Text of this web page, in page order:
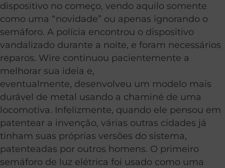
dispositivo no começo, vendo aquilo somente
como uma “novidade” ou apenas ignorando o
semáforo. A polícia encontrou o dispositivo
vandalizado durante a noite, e foram necessários
reparos. Wire continuou pacientemente a
melhorar sua ideia e,
eventualmente, desenvolveu um modelo mais
durável de metal usando a chaminé de uma
locomotiva. Infelizmente, quando ele pensou em
patentear a invenção, várias outras cidades já
tinham suas próprias versões do sistema,
patenteadas por outros homens. O primeiro
semáforo de luz elétrica foi usado como uma